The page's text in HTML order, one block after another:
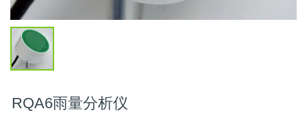
RQA6雨量分析仪